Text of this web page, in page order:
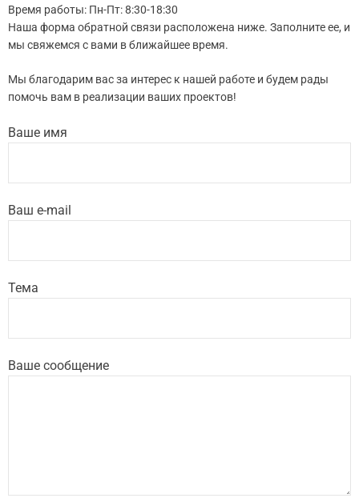
Время работы: Пн-Пт: 8:30-18:30
Наша форма обратной связи расположена ниже. Заполните ее, и
мы свяжемся с вами в ближайшее время.
Мы благодарим вас за интерес к нашей работе и будем рады
помочь вам в реализации ваших проектов!
Ваше имя
Ваш e-mail
Тема
Ваше сообщение